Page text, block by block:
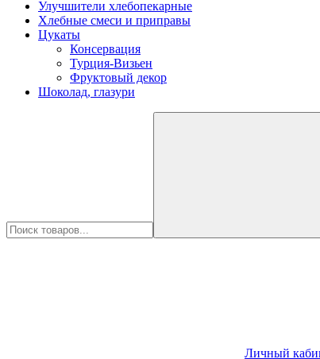
Улучшители хлебопекарные
Хлебные смеси и приправы
Цукаты
Консервация
Турция-Визьен
Фруктовый декор
Шоколад, глазури
Личный